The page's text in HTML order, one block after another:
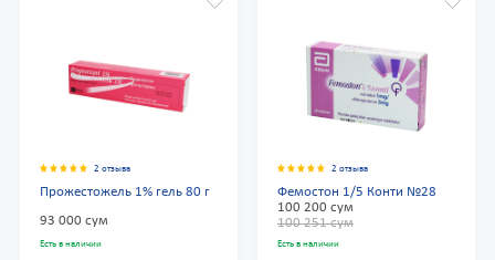
2 отзыва
Прожестожель 1% гель 80 г
93 000 сум
Есть в наличии
2 отзыва
Фемостон 1/5 Конти №28
100 200 сум
100 251 сум
Есть в наличии